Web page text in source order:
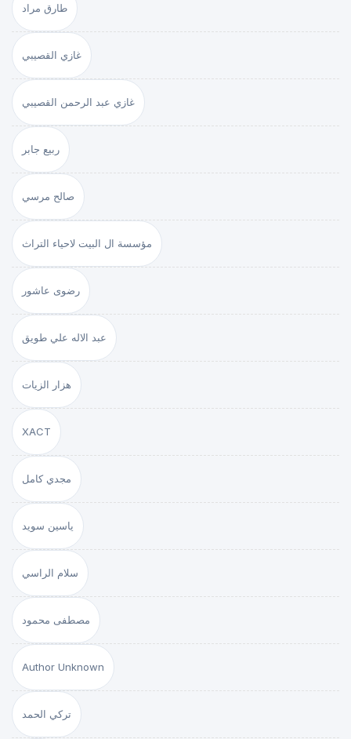
طارق مراد
غازي القصيبي
غازي عبد الرحمن القصيبي
ربيع جابر
صالح مرسي
مؤسسة ال البيت لاحياء التراث
رضوى عاشور
عبد الاله علي طويق
هزار الزيات
XACT
مجدي كامل
ياسين سويد
سلام الراسي
مصطفى محمود
Author Unknown
تركي الحمد